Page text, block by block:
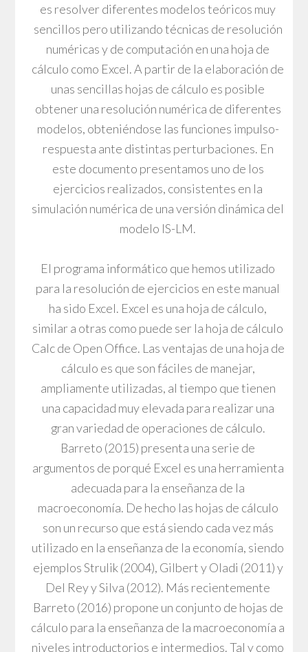
es resolver diferentes modelos teóricos muy
sencillos pero utilizando técnicas de resolución
numéricas y de computación en una hoja de
cálculo como Excel. A partir de la elaboración de
unas sencillas hojas de cálculo es posible
obtener una resolución numérica de diferentes
modelos, obteniéndose las funciones impulso-
respuesta ante distintas perturbaciones. En
este documento presentamos uno de los
ejercicios realizados, consistentes en la
simulación numérica de una versión dinámica del
modelo IS-LM.
El programa informático que hemos utilizado
para la resolución de ejercicios en este manual
ha sido Excel. Excel es una hoja de cálculo,
similar a otras como puede ser la hoja de cálculo
Calc de Open Office. Las ventajas de una hoja de
cálculo es que son fáciles de manejar,
ampliamente utilizadas, al tiempo que tienen
una capacidad muy elevada para realizar una
gran variedad de operaciones de cálculo.
Barreto (2015) presenta una serie de
argumentos de porqué Excel es una herramienta
adecuada para la enseñanza de la
macroeconomía. De hecho las hojas de cálculo
son un recurso que está siendo cada vez más
utilizado en la enseñanza de la economía, siendo
ejemplos Strulik (2004), Gilbert y Oladi (2011) y
Del Rey y Silva (2012). Más recientemente
Barreto (2016) propone un conjunto de hojas de
cálculo para la enseñanza de la macroeconomía a
niveles introductorios e intermedios. Tal y como